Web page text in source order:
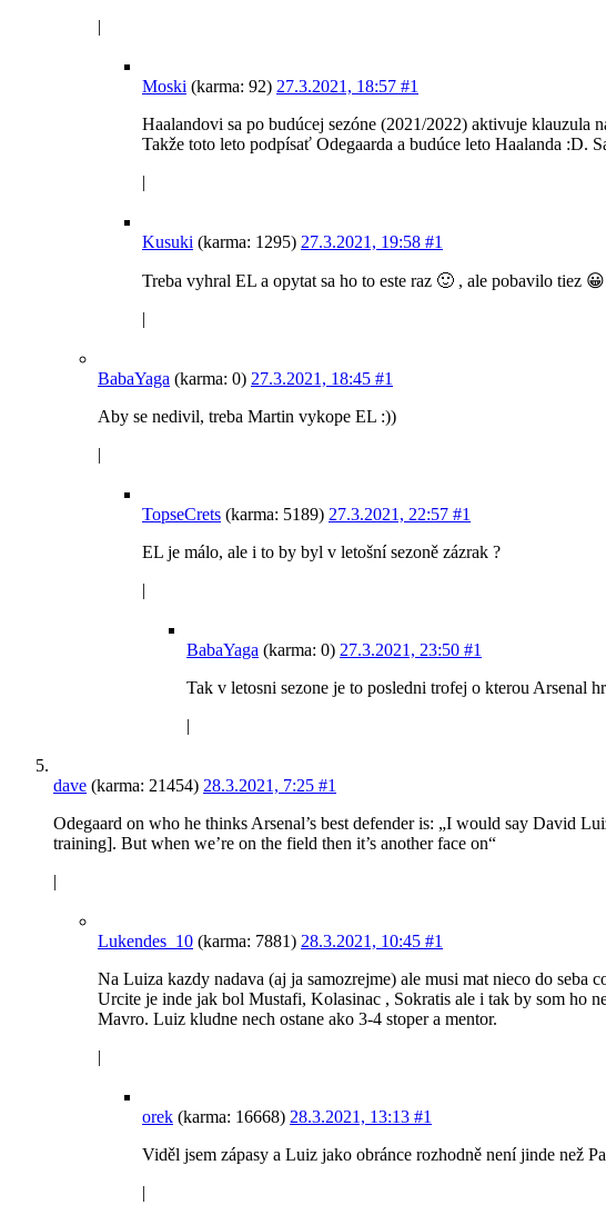
|
Moski (karma: 92) 27.3.2021, 18:57 #1
Haalandovi sa po budúcej sezóne (2021/2022) aktivuje
Takže toto leto podpísať Odegaarda a budúce leto Haalanda :D.
|
Kusuki (karma: 1295) 27.3.2021, 19:58 #1
Treba vyhral EL a opytat sa ho to este raz 🙂 , ale pobavilo tiez 😀
|
BabaYaga (karma: 0) 27.3.2021, 18:45 #1
Aby se nedivil, treba Martin vykope EL :))
|
TopseCrets (karma: 5189) 27.3.2021, 22:57 #1
EL je málo, ale i to by byl v letošní sezoně zázrak ?
|
BabaYaga (karma: 0) 27.3.2021, 23:50 #1
Tak v letosni sezone je to posledni trofej o kterou Arsenal
|
dave (karma: 21454) 28.3.2021, 7:25 #1
Odegaard on who he thinks Arsenal’s best defender is: „I would say David
training]. But when we’re on the field then it’s another face on“
|
Lukendes_10 (karma: 7881) 28.3.2021, 10:45 #1
Na Luiza kazdy nadava (aj ja samozrejme) ale musi mat nieco do
Urcite je inde jak bol Mustafi, Kolasinac , Sokratis ale i tak by som ho
Mavro. Luiz kludne nech ostane ako 3-4 stoper a mentor.
|
orek (karma: 16668) 28.3.2021, 13:13 #1
Viděl jsem zápasy a Luiz jako obránce rozhodně není jinde než
|